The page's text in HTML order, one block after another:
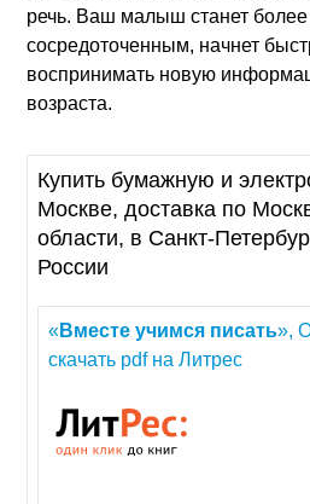
речь. Ваш малыш станет
сосредоточенным, начнет
воспринимать новую
возраста.
Купить бумажную и
Москве, доставка по
области, в Санкт-
России
«Вместе учимся писать»,
скачать pdf на Литрес